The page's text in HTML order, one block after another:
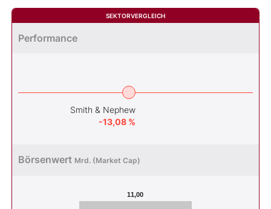
SEKTORVERGLEICH
Performance
Smith & Nephew
-13,08 %
Börsenwert Mrd. (Market Cap)
11,00